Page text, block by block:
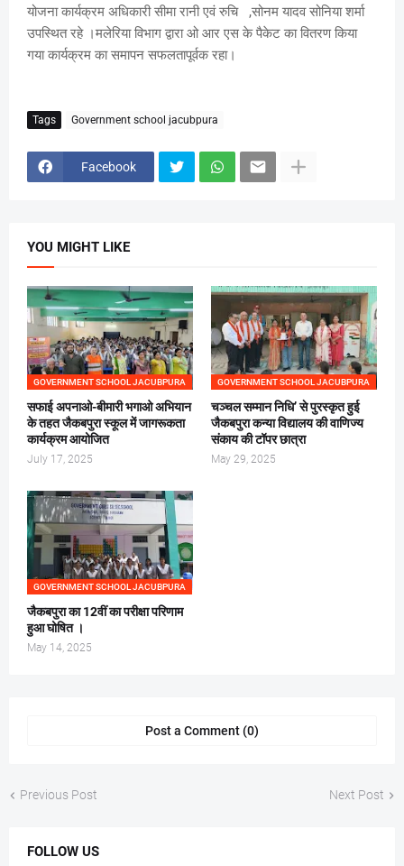
योजना कार्यक्रम अधिकारी सीमा रानी एवं रुचि ,सोनम यादव सोनिया शर्मा
उपस्थित रहे ।मलेरिया विभाग द्वारा ओ आर एस के पैकेट का वितरण किया
गया कार्यक्रम का समापन सफलतापूर्वक रहा।
Tags Government school jacubpura
Facebook
YOU MIGHT LIKE
GOVERNMENT SCHOOL JACUBPURA
सफाई अपनाओ-बीमारी भगाओ अभियान
के तहत जैकबपुरा स्कूल में जागरूकता
कार्यक्रम आयोजित
July 17, 2025
GOVERNMENT SCHOOL JACUBPURA
चञ्चल सम्मान निधि’ से पुरस्कृत हुई
जैकबपुरा कन्या विद्यालय की वाणिज्य
संकाय की टॉपर छात्रा
May 29, 2025
GOVERNMENT SCHOOL JACUBPURA
जैकबपुरा का 12वीं का परीक्षा परिणाम
हुआ घोषित ।
May 14, 2025
Post a Comment (0)
Previous Post Next Post
FOLLOW US